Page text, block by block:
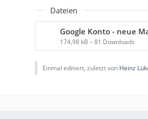
Dateien
174,98 kB – 81 Downloads
Einmal editiert, zuletzt von Heinz